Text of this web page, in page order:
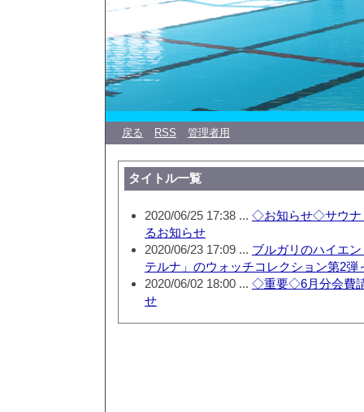
戻る RSS 管理者用
タイトル一覧
2020/06/25 17:38 ... ◇お知らせ◇サウナ
るお知らせ
2020/06/23 17:09 ... ブルガリのハイエ
テルナ」のウォッチコレクション第2弾
2020/06/02 18:00 ... ◇重要◇6月分会費
せ